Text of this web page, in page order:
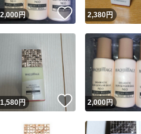
ね！
2,000円 いいね！
2,380円
ね！
1,580円 いいね！
2,000円